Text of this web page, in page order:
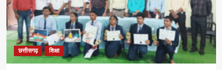
छत्तीसगढ़ शिक्षा